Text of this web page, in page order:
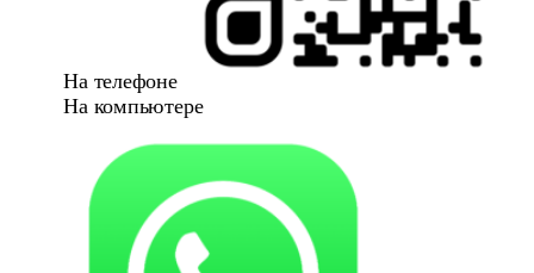
На телефоне
На компьютере